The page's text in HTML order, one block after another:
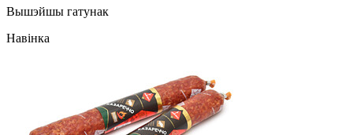
Вышэйшы гатунак
Навінка